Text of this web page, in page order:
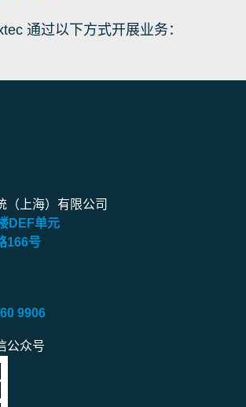
通过以下方式开展业务：
（上海）有限公司
DEF单元
166号
9906
公众号